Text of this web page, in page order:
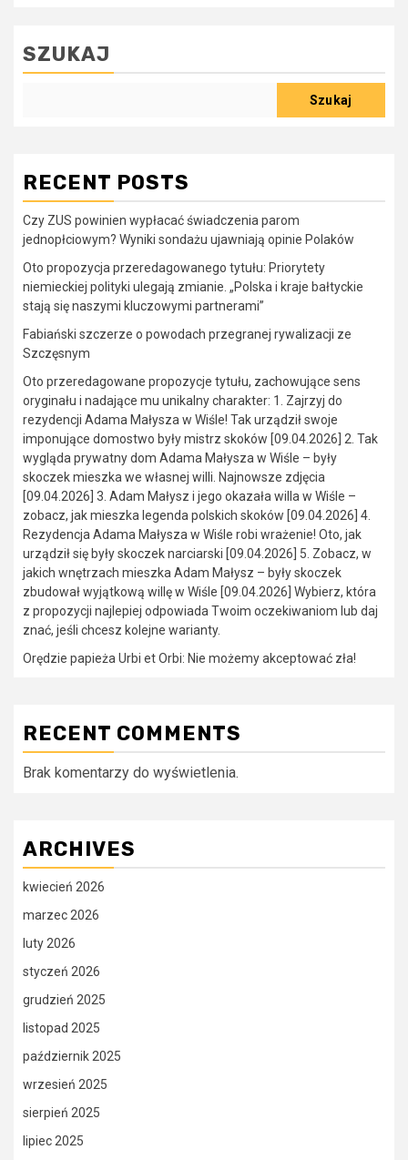
SZUKAJ
Szukaj
RECENT POSTS
Czy ZUS powinien wypłacać świadczenia parom
jednopłciowym? Wyniki sondażu ujawniają opinie Polaków
Oto propozycja przeredagowanego tytułu: Priorytety
niemieckiej polityki ulegają zmianie. „Polska i kraje bałtyckie
stają się naszymi kluczowymi partnerami”
Fabiański szczerze o powodach przegranej rywalizacji ze
Szczęsnym
Oto przeredagowane propozycje tytułu, zachowujące sens
oryginału i nadające mu unikalny charakter: 1. Zajrzyj do
rezydencji Adama Małysza w Wiśle! Tak urządził swoje
imponujące domostwo były mistrz skoków [09.04.2026] 2. Tak
wygląda prywatny dom Adama Małysza w Wiśle – były
skoczek mieszka we własnej willi. Najnowsze zdjęcia
[09.04.2026] 3. Adam Małysz i jego okazała willa w Wiśle –
zobacz, jak mieszka legenda polskich skoków [09.04.2026] 4.
Rezydencja Adama Małysza w Wiśle robi wrażenie! Oto, jak
urządził się były skoczek narciarski [09.04.2026] 5. Zobacz, w
jakich wnętrzach mieszka Adam Małysz – były skoczek
zbudował wyjątkową willę w Wiśle [09.04.2026] Wybierz, która
z propozycji najlepiej odpowiada Twoim oczekiwaniom lub daj
znać, jeśli chcesz kolejne warianty.
Orędzie papieża Urbi et Orbi: Nie możemy akceptować zła!
RECENT COMMENTS
Brak komentarzy do wyświetlenia.
ARCHIVES
kwiecień 2026
marzec 2026
luty 2026
styczeń 2026
grudzień 2025
listopad 2025
październik 2025
wrzesień 2025
sierpień 2025
lipiec 2025